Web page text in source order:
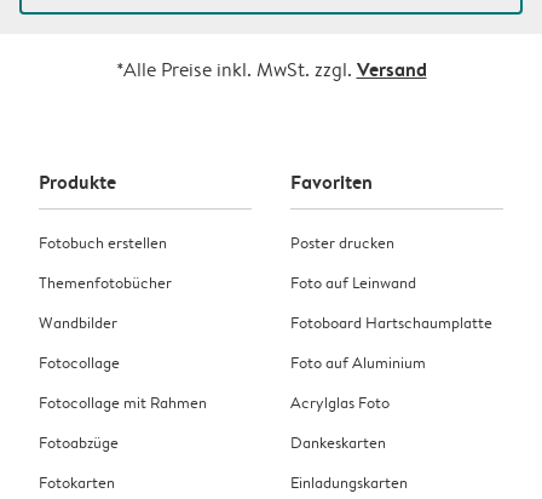
*Alle Preise inkl. MwSt. zzgl. Versand
Produkte
Fotobuch erstellen
Themenfotobücher
Wandbilder
Fotocollage
Fotocollage mit Rahmen
Fotoabzüge
Fotokarten
Favoriten
Poster drucken
Foto auf Leinwand
Fotoboard Hartschaumplatte
Foto auf Aluminium
Acrylglas Foto
Dankeskarten
Einladungskarten